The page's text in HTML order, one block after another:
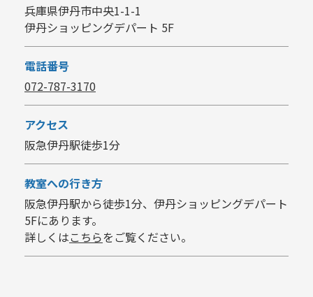
兵庫県伊丹市中央1-1-1
伊丹ショッピングデパート 5F
電話番号
072-787-3170
アクセス
阪急伊丹駅徒歩1分
教室への行き方
阪急伊丹駅から徒歩1分、伊丹ショッピングデパート
5Fにあります。
詳しくはこちらをご覧ください。